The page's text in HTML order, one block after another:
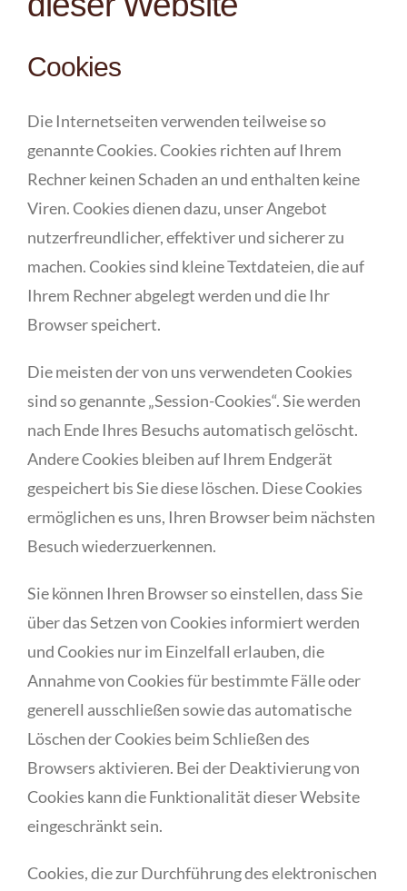
Cookies
Die Internetseiten verwenden teilweise so
genannte Cookies. Cookies richten auf Ihrem
Rechner keinen Schaden an und enthalten keine
Viren. Cookies dienen dazu, unser Angebot
nutzerfreundlicher, effektiver und sicherer zu
machen. Cookies sind kleine Textdateien, die auf
Ihrem Rechner abgelegt werden und die Ihr
Browser speichert.
Die meisten der von uns verwendeten Cookies
sind so genannte „Session-Cookies“. Sie werden
nach Ende Ihres Besuchs automatisch gelöscht.
Andere Cookies bleiben auf Ihrem Endgerät
gespeichert bis Sie diese löschen. Diese Cookies
ermöglichen es uns, Ihren Browser beim nächsten
Besuch wiederzuerkennen.
Sie können Ihren Browser so einstellen, dass Sie
über das Setzen von Cookies informiert werden
und Cookies nur im Einzelfall erlauben, die
Annahme von Cookies für bestimmte Fälle oder
generell ausschließen sowie das automatische
Löschen der Cookies beim Schließen des
Browsers aktivieren. Bei der Deaktivierung von
Cookies kann die Funktionalität dieser Website
eingeschränkt sein.
Cookies, die zur Durchführung des elektronischen